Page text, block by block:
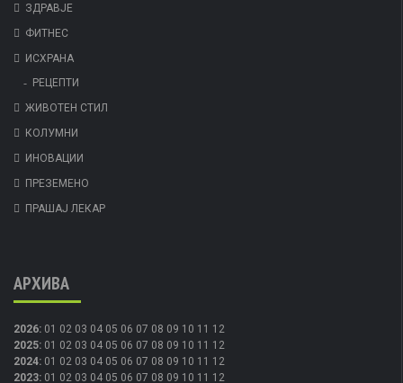
ЗДРАВЈЕ
ФИТНЕС
ИСХРАНА
РЕЦЕПТИ
ЖИВОТЕН СТИЛ
КОЛУМНИ
ИНОВАЦИИ
ПРЕЗЕМЕНО
ПРАШАЈ ЛЕКАР
АРХИВА
2026: 01 02 03 04 05 06 07 08 09 10 11 12
2025: 01 02 03 04 05 06 07 08 09 10 11 12
2024: 01 02 03 04 05 06 07 08 09 10 11 12
2023: 01 02 03 04 05 06 07 08 09 10 11 12